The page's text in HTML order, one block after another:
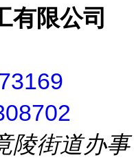
有限公司
陵街道办事